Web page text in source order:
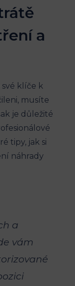
a⁤
klíče k
⁣musíte
je důležité
tipy, ⁣jak si
náhrady
a
vám⁣